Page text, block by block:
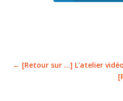
← [Retour sur ...] L'atelier